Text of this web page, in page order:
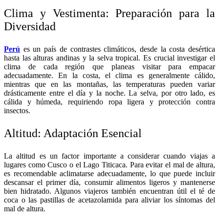
Clima y Vestimenta: Preparación para la
Diversidad
Perú es un país de contrastes climáticos, desde la costa desértica
hasta las alturas andinas y la selva tropical. Es crucial investigar el
clima de cada región que planeas visitar para empacar
adecuadamente. En la costa, el clima es generalmente cálido,
mientras que en las montañas, las temperaturas pueden variar
drásticamente entre el día y la noche. La selva, por otro lado, es
cálida y húmeda, requiriendo ropa ligera y protección contra
insectos.
Altitud: Adaptación Esencial
La altitud es un factor importante a considerar cuando viajas a
lugares como Cusco o el Lago Titicaca. Para evitar el mal de altura,
es recomendable aclimatarse adecuadamente, lo que puede incluir
descansar el primer día, consumir alimentos ligeros y mantenerse
bien hidratado. Algunos viajeros también encuentran útil el té de
coca o las pastillas de acetazolamida para aliviar los síntomas del
mal de altura.